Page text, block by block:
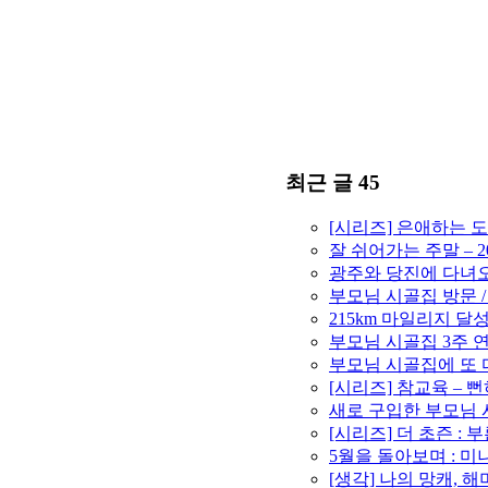
최근 글 45
[시리즈] 은애하는
잘 쉬어가는 주말 –
광주와 당진에 다녀
부모님 시골집 방문
215km 마일리지 달
부모님 시골집 3주
부모님 시골집에 또
[시리즈] 참교육 –
새로 구입한 부모님
[시리즈] 더 초즌 :
5월을 돌아보며 : 미
[생각] 나의 망캐, 해